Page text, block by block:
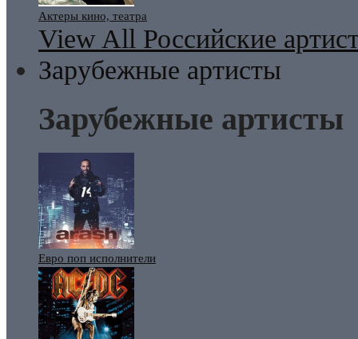
Актеры кино, театра
View All Российские
Зарубежные артисты
Зарубежные артисты
Евро поп исполнители